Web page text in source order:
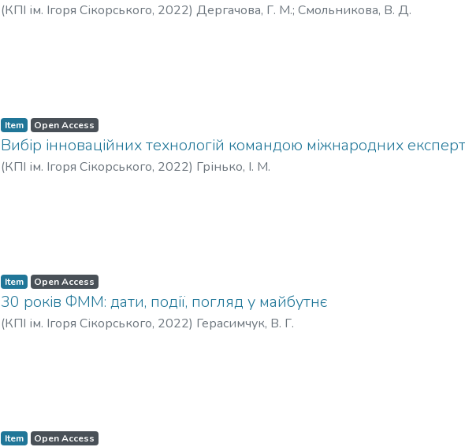
(КПІ ім. Ігоря Сікорського, 2022) Дергачова, Г. М.; Смольникова, В. Д.
Item Open Access
Вибір інноваційних технологій командою міжнародних
(КПІ ім. Ігоря Сікорського, 2022) Грінько, І. М.
Item Open Access
30 років ФММ: дати, події, погляд у майбутнє
(КПІ ім. Ігоря Сікорського, 2022) Герасимчук, В. Г.
Item Open Access